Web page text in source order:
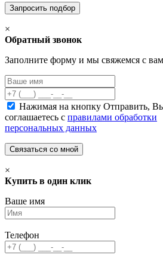
×
Обратный звонок
Заполните форму и мы свяжемся с
Нажимая на кнопку Отправить,
соглашаетесь с правилами обработки
персональных данных
×
Купить в один клик
Ваше имя
Телефон